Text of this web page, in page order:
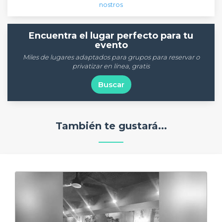
nostros
Encuentra el lugar perfecto para tu
evento
Miles de lugares adaptados para grupos para reservar o
privatizar en línea, gratis
Buscar
También te gustará...